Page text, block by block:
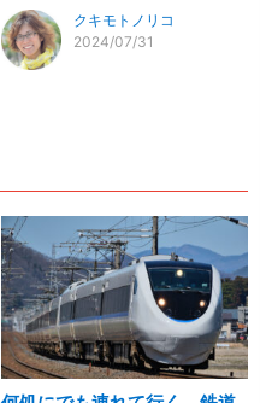
クキモトノリコ
2024/07/31